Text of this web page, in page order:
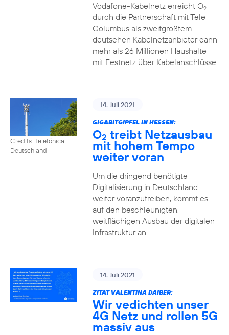
Vodafone-Kabelnetz erreicht O2
durch die Partnerschaft mit Tele
Columbus als zweitgrößtem
deutschen Kabelnetzanbieter dann
mehr als 26 Millionen Haushalte
mit Festnetz über Kabelanschlüsse.
Credits: Telefónica
Deutschland
14. Juli 2021
GIGABITGIPFEL IN HESSEN:
O2 treibt Netzausbau
mit hohem Tempo
weiter voran
Um die dringend benötigte
Digitalisierung in Deutschland
weiter voranzutreiben, kommt es
auf den beschleunigten,
weitflächigen Ausbau der digitalen
Infrastruktur an.
14. Juli 2021
ZITAT VALENTINA DAIBER:
Wir vedichten unser
4G Netz und rollen 5G
massiv aus